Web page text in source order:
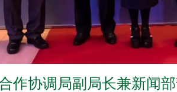
作协调局副局长兼新闻